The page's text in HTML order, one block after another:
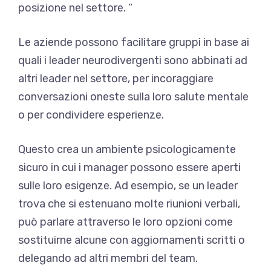
posizione nel settore. “
Le aziende possono facilitare gruppi in base ai
quali i leader neurodivergenti sono abbinati ad
altri leader nel settore, per incoraggiare
conversazioni oneste sulla loro salute mentale
o per condividere esperienze.
Questo crea un ambiente psicologicamente
sicuro in cui i manager possono essere aperti
sulle loro esigenze. Ad esempio, se un leader
trova che si estenuano molte riunioni verbali,
può parlare attraverso le loro opzioni come
sostituirne alcune con aggiornamenti scritti o
delegando ad altri membri del team.